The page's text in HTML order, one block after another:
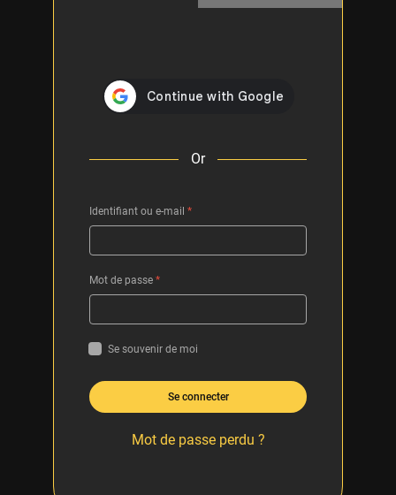
Or
Identifiant ou e-mail *
Mot de passe *
Se souvenir de moi
Se connecter
Mot de passe perdu ?